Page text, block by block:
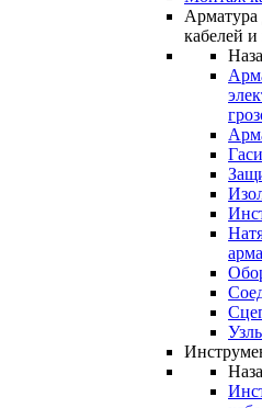
Арматура
кабелей и